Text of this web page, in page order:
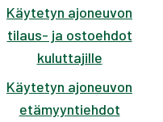
Käytetyn ajoneuvon
tilaus- ja ostoehdot
kuluttajille
Käytetyn ajoneuvon
etämyyntiehdot